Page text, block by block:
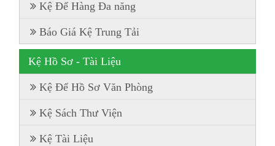
Kệ Để Hàng Đa năng
Báo Giá Kệ Trung Tải
Kệ Hồ Sơ - Tài Liệu
Kệ Để Hồ Sơ Văn Phòng
Kệ Sách Thư Viện
Kệ Tài Liệu